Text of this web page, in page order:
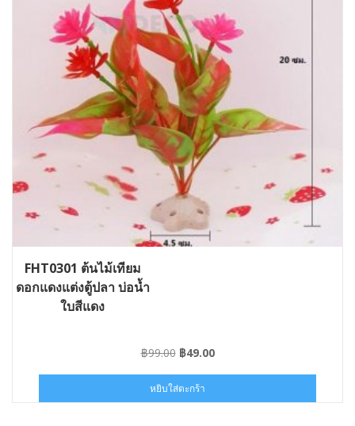
FHT0301 ต้นไม้เทียม
ดอกแดงแต่งตู้ปลา บ่อน้ำ
ใบสีแดง
฿99.00 Original
was:
฿99.00.
฿49.00Current
฿49.00.
หยิบใส่ตะกร้า